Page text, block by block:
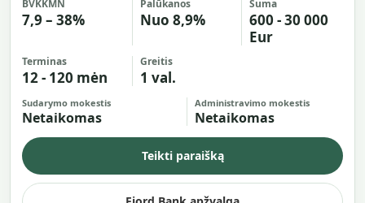
BVKKMN
7,9 – 38%
Palūkanos
Nuo 8,9%
Suma
600 - 30 000
Eur
Terminas
12 - 120 mėn
Greitis
1 val.
Sudarymo mokestis
Netaikomas
Administravimo mokestis
Netaikomas
Teikti paraišką